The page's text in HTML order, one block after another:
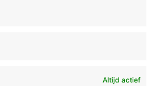
Altijd actief
weegt inmiddels net